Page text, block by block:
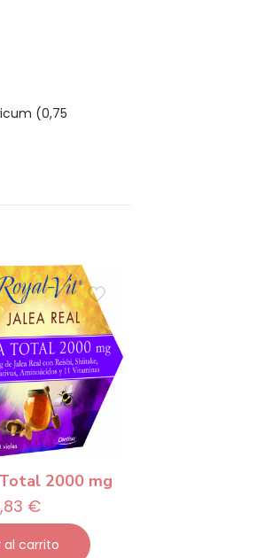
(0,75
2000 mg
€
al carrito